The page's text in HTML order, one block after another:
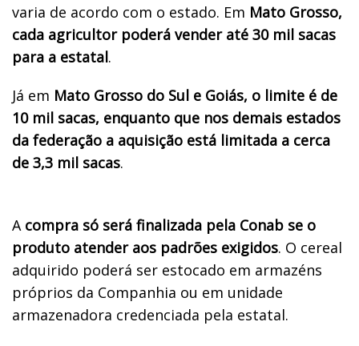
varia de acordo com o estado. Em Mato Grosso,
cada agricultor poderá vender até 30 mil sacas
para a estatal.
Já em Mato Grosso do Sul e Goiás, o limite é de
10 mil sacas, enquanto que nos demais estados
da federação a aquisição está limitada a cerca
de 3,3 mil sacas.
A compra só será finalizada pela Conab se o
produto atender aos padrões exigidos. O cereal
adquirido poderá ser estocado em armazéns
próprios da Companhia ou em unidade
armazenadora credenciada pela estatal.